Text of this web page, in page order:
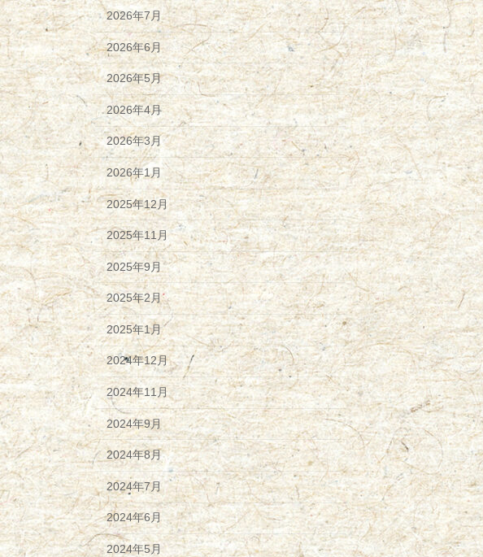
2026年7月
2026年6月
2026年5月
2026年4月
2026年3月
2026年1月
2025年12月
2025年11月
2025年9月
2025年2月
2025年1月
2024年12月
2024年11月
2024年9月
2024年8月
2024年7月
2024年6月
2024年5月